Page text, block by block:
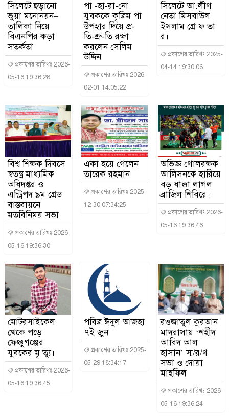
সিলেটে ছড়ানো
ভুয়া মনোনয়ন–
তালিকা নিয়ে
বিএনপির কড়া
সতর্কতা
প্রকাশের তারিখঃ 2026-
05-16 19:36:28
পা -হা-রা-নো
যুবককে কৃত্রিম পা
উপহার দিয়ে প্র-
তি-শ্রু-তি রক্ষা
করলেন সেলিম
উদ্দিন
প্রকাশের তারিখঃ 2026-
02-01 14:05:22
সিলেটে আ.লীগ
নেতা মিসবাউল
ইসলাম গ্রে ফ তা
র।
প্রকাশের তারিখঃ 2025-
04-14 19:30:06
বিশ্ব শিক্ষক দিবসে
স্বতন্ত্র মাধ্যমিক
অধিদপ্তর ও
এন্ট্রিপদ ৯ম গ্রেড
বাস্তবায়নে
মতবিনিময় সভা
প্রকাশের তারিখঃ 2026-
05-16 19:36:30
একা হয়ে গেলেন
তারেক রহমান
প্রকাশের তারিখঃ 2025-
12-30 07:34:25
অভিজ্ঞ গোলরক্ষক
আলিসনকে হারিয়ে
বড় ধাক্কা লাগল
ব্রাজিল শিবিরে।
প্রকাশের তারিখঃ 2026-
05-16 19:36:46
মোটরসাইকেল
থেকে পড়ে
ফেঞ্চুগঞ্জের
যুবকের মৃ ত্যু।
প্রকাশের তারিখঃ 2026-
05-16 19:36:45
পবিত্র ঈদুল আজহা
৭ই জুন
প্রকাশের তারিখঃ 2025-
05-29 18:34:17
রওজাতুল কুরআন
মাদরাসায় ‘শহীদ
আবিদ আল
হাসান’ স্ম/র/ণ
সভা ও দোয়া
মাহফিল
প্রকাশের তারিখঃ 2026-
05-16 19:36:24